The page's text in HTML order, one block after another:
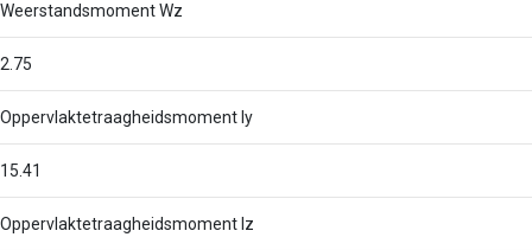
Weerstandsmoment Wz
2.75
Oppervlaktetraagheidsmoment Iy
15.41
Oppervlaktetraagheidsmoment Iz